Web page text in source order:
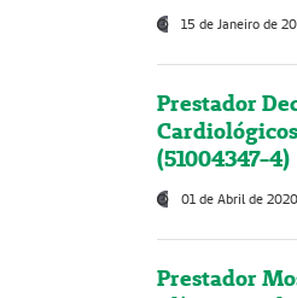
15 de Janeiro de
Prestador
(51004347-4)
01 de Abril de 2020
Prestador